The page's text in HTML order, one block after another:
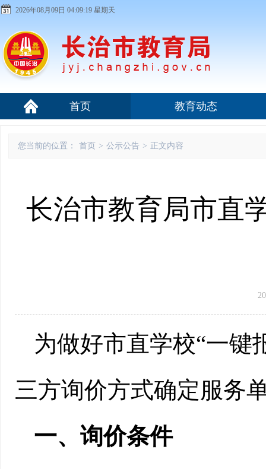
2026年08月09日 04:09:20 星期天
首页 教育动态
您当前的位置： 首页 > 公示公告 > 正文内容
长治市教育局市直
为做好市直学校“一键
三方询价方式确定服务
一、 询价条件